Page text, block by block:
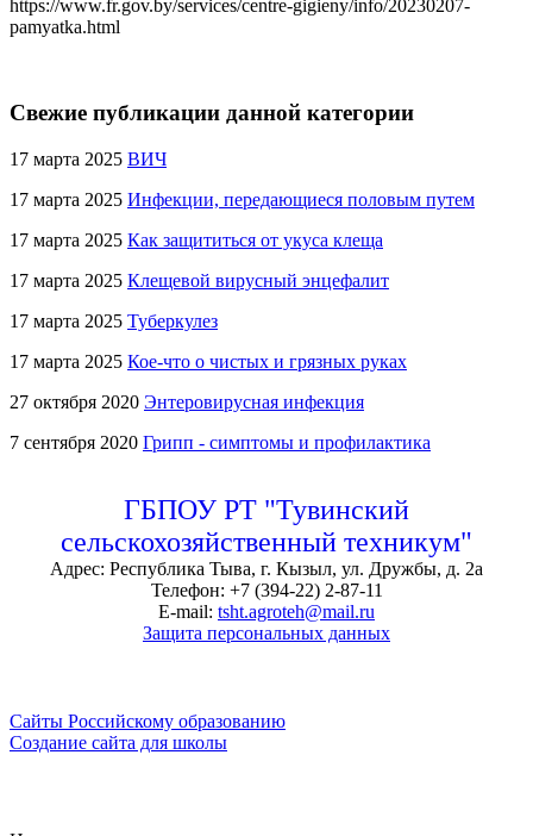
https://www.fr.gov.by/services/centre-gigieny/info/20230207-
pamyatka.html
Свежие публикации данной категории
17 марта 2025 ВИЧ
17 марта 2025 Инфекции, передающиеся половым путем
17 марта 2025 Как защититься от укуса клеща
17 марта 2025 Клещевой вирусный энцефалит
17 марта 2025 Туберкулез
17 марта 2025 Кое-что о чистых и грязных руках
27 октября 2020 Энтеровирусная инфекция
7 сентября 2020 Грипп - симптомы и профилактика
ГБПОУ РТ "Тувинский
сельскохозяйственный техникум"
Адрес: Республика Тыва, г. Кызыл, ул. Дружбы, д. 2а
Телефон: +7 (394-22) 2-87-11
E-mail: tsht.agroteh@mail.ru
Защита персональных данных
Сайты Российскому образованию
Создание сайта для школы